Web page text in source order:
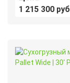
1 215 300 руб